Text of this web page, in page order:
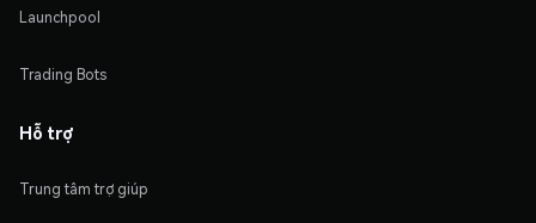
Launchpool
Trading Bots
Hỗ trợ
Trung tâm trợ giúp